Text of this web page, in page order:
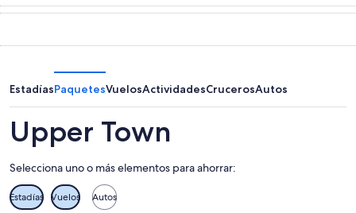
para
noche,
ago
9
ago
Upper
mañana
por
la
noche,
9
ago
-
10
ago
para
el
próximo
fin
semana,
14
ago
EstadíasPaquetesVuelosActividadesCrucerosAutos
Upper Town
Selecciona uno o más elementos para ahorrar:
Estadías Vuelos Autos